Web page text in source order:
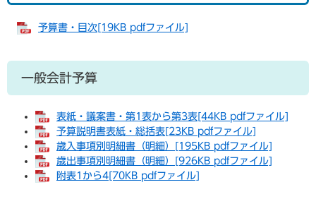
予算書・目次[19KB pdfファイル]
一般会計予算
表紙・議案書・第1表から第3表[44KB pdfファイル]
予算説明書表紙・総括表[23KB pdfファイル]
歳入事項別明細書（明細）[195KB pdfファイル]
歳出事項別明細書（明細）[926KB pdfファイル]
附表1から4[70KB pdfファイル]